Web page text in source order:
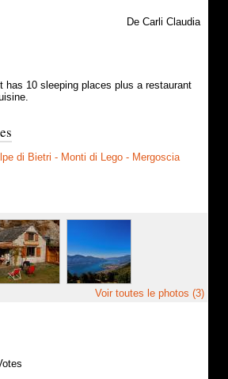
De Carli Claudia
has 10 sleeping places plus a restaurant
di Bietri - Monti di Lego - Mergoscia
Voir toutes le photos (3)